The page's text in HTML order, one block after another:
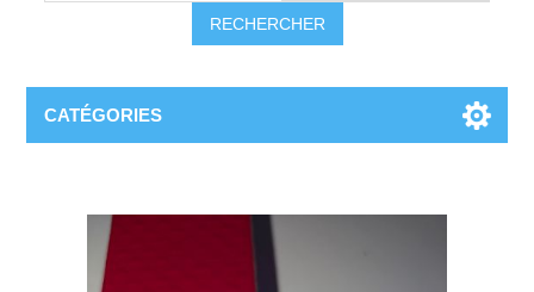
RECHERCHER
CATÉGORIES